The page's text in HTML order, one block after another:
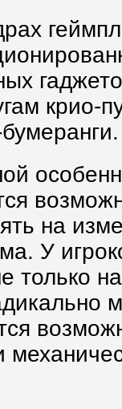
крио-
на
У
только